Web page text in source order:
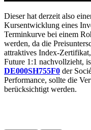
Dieser hat derzeit also
Kursentwicklung eines
Terminkurve bei einem
werden, da die
attraktives Index-
Future 1:1 nachvollzieht,
DE000SH755F0 der
Performance, sollte die
berücksichtigt werden.